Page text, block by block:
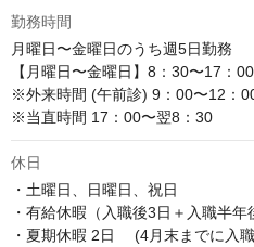
勤務時間
月曜日〜金曜日のうち週5日勤務
【月曜日〜金曜日】8：30〜17：00
※外来時間 (午前診) 9：00〜12：
※当直時間 17：00〜翌8：30
休日
・土曜日、日曜日、祝日
・有給休暇（入職後3日＋入職半年
・夏期休暇 2日　 (4月末までに入